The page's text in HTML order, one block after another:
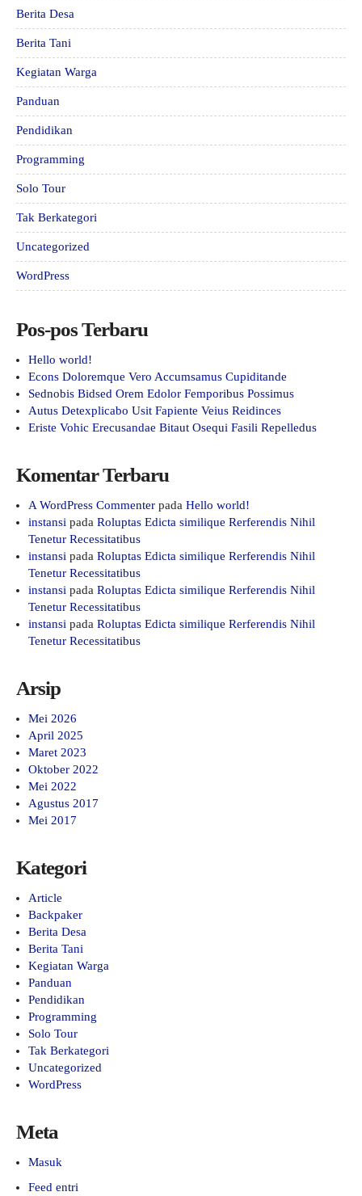
Berita Desa
Berita Tani
Kegiatan Warga
Panduan
Pendidikan
Programming
Solo Tour
Tak Berkategori
Uncategorized
WordPress
Pos-pos Terbaru
Hello world!
Econs Doloremque Vero Accumsamus Cupiditande
Sednobis Bidsed Orem Edolor Femporibus Possimus
Autus Detexplicabo Usit Fapiente Veius Reidinces
Eriste Vohic Erecusandae Bitaut Osequi Fasili Repelledus
Komentar Terbaru
A WordPress Commenter pada Hello world!
instansi pada Roluptas Edicta similique Rerferendis Nihil
Tenetur Recessitatibus
instansi pada Roluptas Edicta similique Rerferendis Nihil
Tenetur Recessitatibus
instansi pada Roluptas Edicta similique Rerferendis Nihil
Tenetur Recessitatibus
instansi pada Roluptas Edicta similique Rerferendis Nihil
Tenetur Recessitatibus
Arsip
Mei 2026
April 2025
Maret 2023
Oktober 2022
Mei 2022
Agustus 2017
Mei 2017
Kategori
Article
Backpaker
Berita Desa
Berita Tani
Kegiatan Warga
Panduan
Pendidikan
Programming
Solo Tour
Tak Berkategori
Uncategorized
WordPress
Meta
Masuk
Feed entri